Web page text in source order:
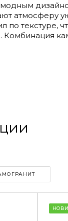
атмосферу
по текстуре,
Комбинация